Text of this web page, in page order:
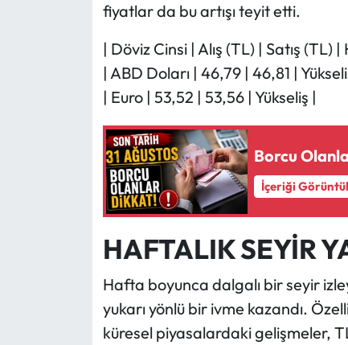
fiyatlar da bu artışı teyit etti.
| Döviz Cinsi | Alış (TL) | Satış (TL)
| ABD Doları | 46,79 | 46,81 |
| Euro | 53,52 | 53,56 | Yükseliş |
Borcu
İçeriği
HAFTALIK SEYİR
Hafta boyunca dalgalı bir seyir
yukarı yönlü bir ivme kazandı.
küresel piyasalardaki gelişmeler,